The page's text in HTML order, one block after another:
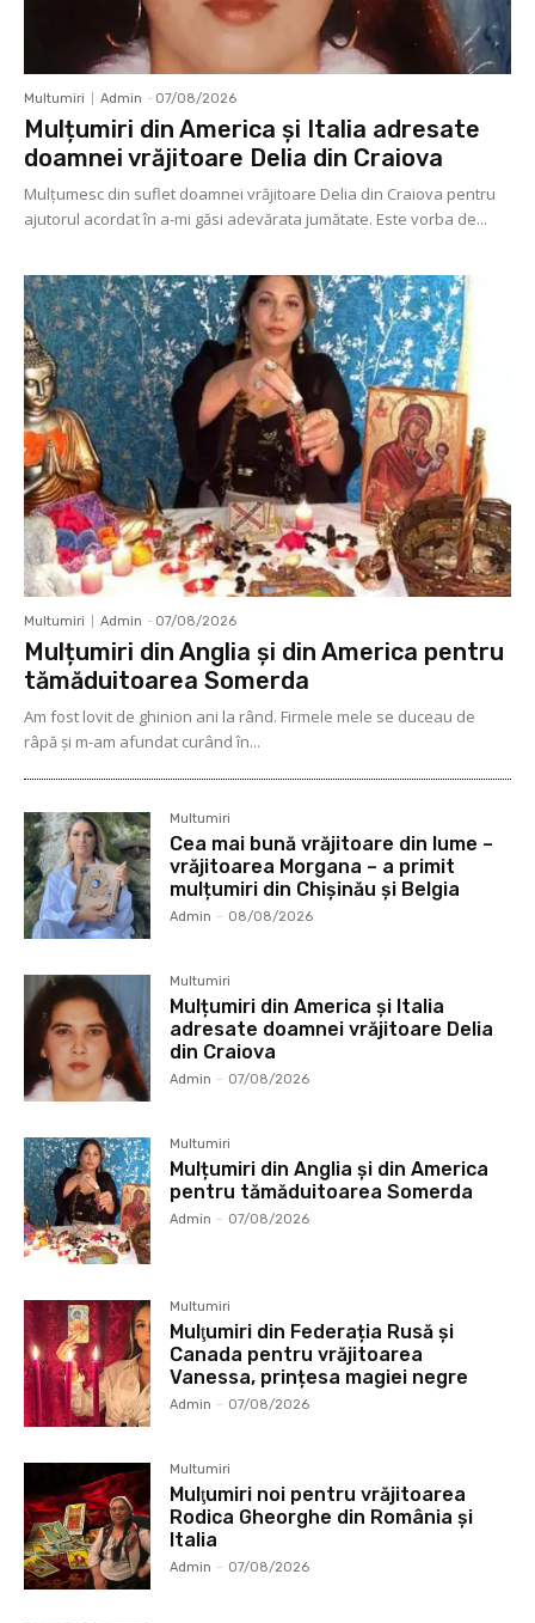
Multumiri Admin - 07/08/2026
Mulțumiri din America și Italia adresate
doamnei vrăjitoare Delia din Craiova
Mulţumesc din suflet doamnei vrăjitoare Delia din Craiova pentru
ajutorul acordat în a-mi găsi adevărata jumătate. Este vorba de...
Multumiri Admin - 07/08/2026
Mulțumiri din Anglia și din America pentru
tămăduitoarea Somerda
Am fost lovit de ghinion ani la rând. Firmele mele se duceau de
râpă şi m-am afundat curând în...
Multumiri
Cea mai bună vrăjitoare din lume –
vrăjitoarea Morgana – a primit
mulțumiri din Chișinău și Belgia
Admin - 08/08/2026
Multumiri
Mulțumiri din America și Italia
adresate doamnei vrăjitoare Delia
din Craiova
Admin - 07/08/2026
Multumiri
Mulțumiri din Anglia și din America
pentru tămăduitoarea Somerda
Admin - 07/08/2026
Multumiri
Mulţumiri din Federația Rusă și
Canada pentru vrăjitoarea
Vanessa, prințesa magiei negre
Admin - 07/08/2026
Multumiri
Mulţumiri noi pentru vrăjitoarea
Rodica Gheorghe din România și
Italia
Admin - 07/08/2026